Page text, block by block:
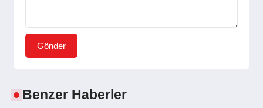
Gönder
Benzer Haberler